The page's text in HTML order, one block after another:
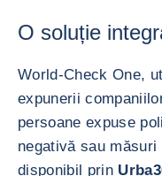
O soluție
World-Check One,
expunerii
persoane expuse
negativă sau
disponibil prin